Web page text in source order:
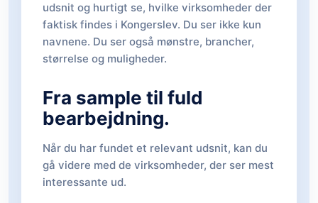
udsnit og hurtigt se, hvilke virksomheder der
faktisk findes i Kongerslev. Du ser ikke kun
navnene. Du ser også mønstre, brancher,
størrelse og muligheder.
Fra sample til fuld
bearbejdning.
Når du har fundet et relevant udsnit, kan du
gå videre med de virksomheder, der ser mest
interessante ud.